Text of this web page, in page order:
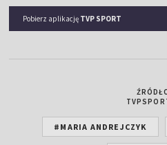
Pobierz aplikację TVP SPORT
#MARIA ANDREJCZYK